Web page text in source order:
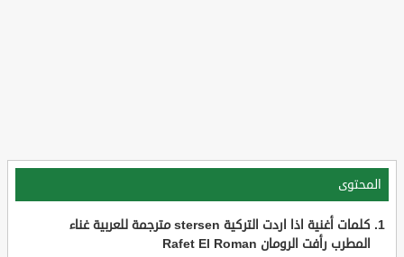
المحتوى
كلمات أغنية اذا اردت التركية stersen مترجمة للعربية غناء
المطرب رأفت الرومان Rafet El Roman